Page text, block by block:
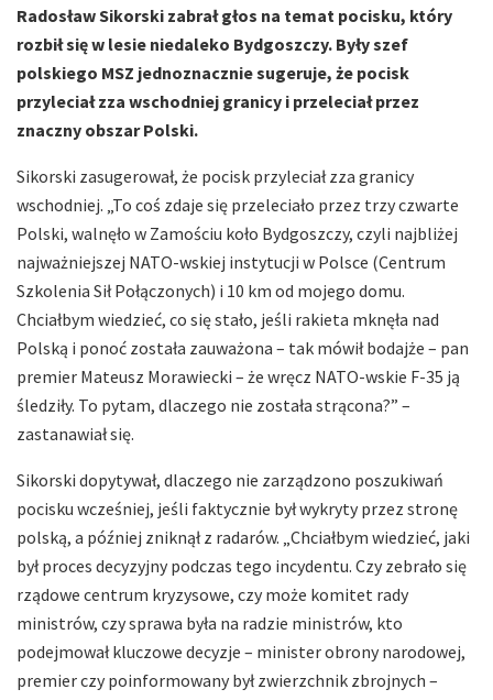
Radosław Sikorski zabrał głos na temat pocisku, który
rozbił się w lesie niedaleko Bydgoszczy. Były szef
polskiego MSZ jednoznacznie sugeruje, że pocisk
przyleciał zza wschodniej granicy i przeleciał przez
znaczny obszar Polski.
Sikorski zasugerował, że pocisk przyleciał zza granicy
wschodniej. „To coś zdaje się przeleciało przez trzy czwarte
Polski, walnęło w Zamościu koło Bydgoszczy, czyli najbliżej
najważniejszej NATO-wskiej instytucji w Polsce (Centrum
Szkolenia Sił Połączonych) i 10 km od mojego domu.
Chciałbym wiedzieć, co się stało, jeśli rakieta mknęła nad
Polską i ponoć została zauważona – tak mówił bodajże – pan
premier Mateusz Morawiecki – że wręcz NATO-wskie F-35 ją
śledziły. To pytam, dlaczego nie została strącona?” –
zastanawiał się.
Sikorski dopytywał, dlaczego nie zarządzono poszukiwań
pocisku wcześniej, jeśli faktycznie był wykryty przez stronę
polską, a później zniknął z radarów. „Chciałbym wiedzieć, jaki
był proces decyzyjny podczas tego incydentu. Czy zebrało się
rządowe centrum kryzysowe, czy może komitet rady
ministrów, czy sprawa była na radzie ministrów, kto
podejmował kluczowe decyzje – minister obrony narodowej,
premier czy poinformowany był zwierzchnik zbrojnych –